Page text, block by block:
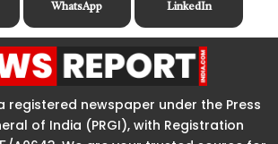
WhatsApp LinkedIn
registered newspaper under the Press
of India (PRGI), with Registration